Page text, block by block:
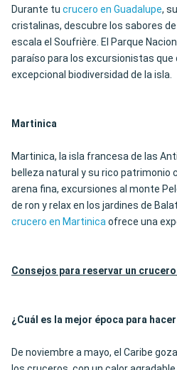
Durante tu crucero en Guadalupe,
cristalinas, descubre los sabores
escala el Soufrière. El Parque
paraíso para los excursionistas que
excepcional biodiversidad de la isla.
Martinica
Martinica, la isla francesa de las
belleza natural y su rico patrimonio
arena fina, excursiones al monte
de ron y relax en los jardines de
crucero en Martinicaofrece una
Consejos para reservar un
¿ Cuál es la mejor época para
De noviembre a mayo, el Caribe